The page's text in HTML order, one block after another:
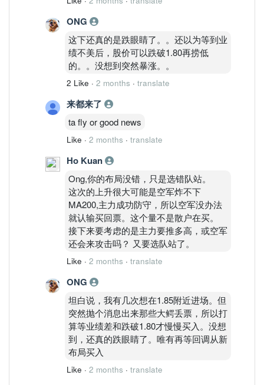
ONG
这下还真的是跌眼睛了。。还以为等到业
绩不美后，股价可以跌破1.80再捞低
的。。没想到突然暴涨。。
2 Like · 2 months · translate
来都来了
ta fly or good news
Like · 2 months · translate
Ho Kuan
Ong,你的布局没错，只是选错队站。
这次的上升很大可能是空军炸不下
MA200,主力成功防守，所以空军没办法
就认输买回票。这个量不是散户在买。
接下来要考虑的是主力要推多高，或空军
还会来攻击吗？ 又要选队站了。
Like · 2 months · translate
ONG
坦白说，我有几次想在1.85附近进场。但
突然抛个消息出来那些大鳄丢票，所以打
算等业绩差和跌破1.80才慢慢买入。没想
到，还真的跌眼睛了。唯有再等回调从新
布局买入
Like · 2 months · translate